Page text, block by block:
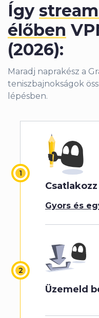
Így
élőben
(2026):
Maradj naprakész a
teniszbajnokságok
lépésben.
Gyors és
Üzemeld